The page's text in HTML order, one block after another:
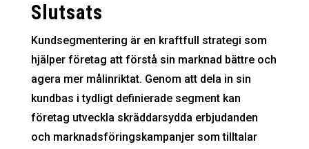
Slutsats
Kundsegmentering är en kraftfull strategi som
hjälper företag att förstå sin marknad bättre och
agera mer målinriktat. Genom att dela in sin
kundbas i tydligt definierade segment kan
företag utveckla skräddarsydda erbjudanden
och marknadsföringskampanjer som tilltalar